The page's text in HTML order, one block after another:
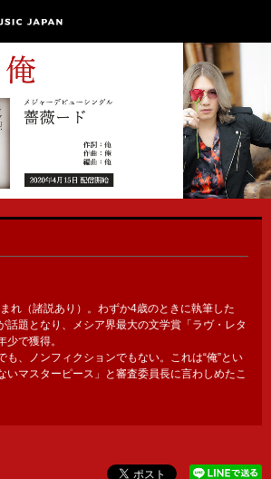
れ（諸説あり）。わずか4歳のときに執筆した
話題となり、メシア界最大の文学賞「ラヴ・レタ
少で獲得。
も、ノンフィクションでもない。これは“俺”とい
いマスターピース」と審査委員長に言わしめたこ